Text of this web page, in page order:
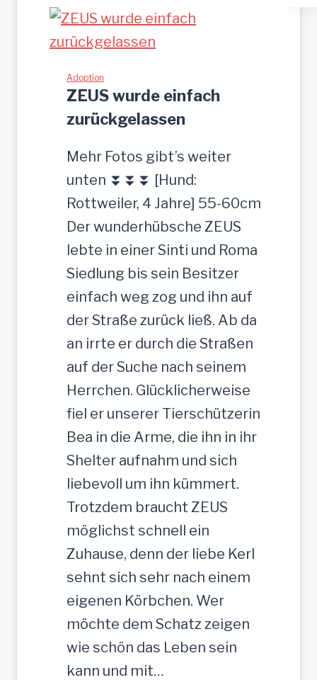
a
t
e
s
u
c
t
A
ü
b
s
c
e
r
J
u
n
g
-
R
ü
d
e
,
3
5
c
m
Adoption
ZEUS wurde einfach
zurückgelassen
Mehr Fotos gibt’s weiter
unten ⏬⏬⏬ [Hund:
Rottweiler, 4 Jahre] 55-60cm
Der wunderhübsche ZEUS
lebte in einer Sinti und Roma
Siedlung bis sein Besitzer
einfach weg zog und ihn auf
der Straße zurück ließ. Ab da
an irrte er durch die Straßen
auf der Suche nach seinem
Herrchen. Glücklicherweise
fiel er unserer Tierschützerin
Bea in die Arme, die ihn in ihr
Shelter aufnahm und sich
liebevoll um ihn kümmert.
Trotzdem braucht ZEUS
möglichst schnell ein
Zuhause, denn der liebe Kerl
sehnt sich sehr nach einem
eigenen Körbchen. Wer
möchte dem Schatz zeigen
wie schön das Leben sein
kann und mit…